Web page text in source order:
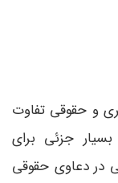
و حقوقی تفاوت
جزئی برای
در دعاوی حقوقی